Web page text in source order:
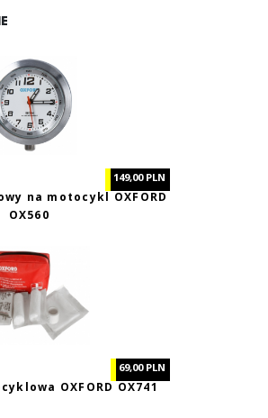
149,00 PLN
na motocykl OXFORD
OX560
69,00 PLN
OXFORD OX741